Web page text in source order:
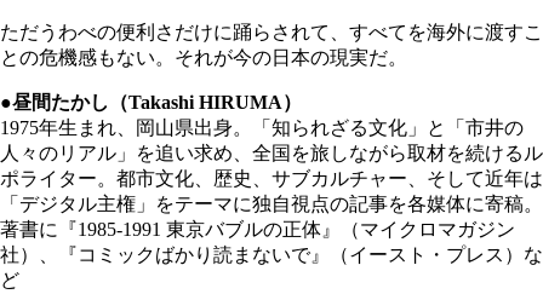
ただうわべの便利さだけに踊らされて、すべてを海外に渡すこ
との危機感もない。それが今の日本の現実だ。
●昼間たかし（Takashi HIRUMA）
1975年生まれ、岡山県出身。「知られざる文化」と「市井の
人々のリアル」を追い求め、全国を旅しながら取材を続けるル
ポライター。都市文化、歴史、サブカルチャー、そして近年は
「デジタル主権」をテーマに独自視点の記事を各媒体に寄稿。
著書に『1985-1991 東京バブルの正体』（マイクロマガジン
社）、『コミックばかり読まないで』（イースト・プレス）な
ど